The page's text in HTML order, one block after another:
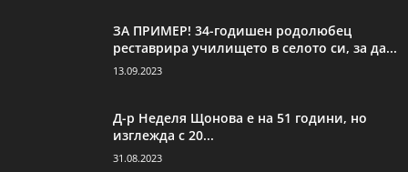
ЗА ПРИМЕР! 34-годишен родолюбец
реставрира училището в селото си, за да...
13.09.2023
Д-р Неделя Щонова е на 51 години, но
изглежда с 20...
31.08.2023